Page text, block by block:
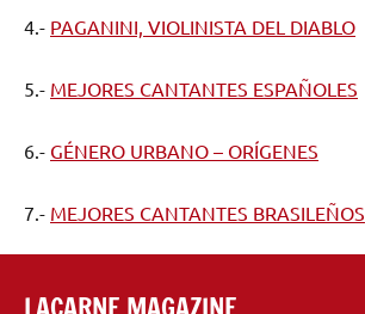
4.- PAGANINI, VIOLINISTA DEL DIABLO
5.- MEJORES CANTANTES ESPAÑOLES
6.- GÉNERO URBANO – ORÍGENES
7.- MEJORES CANTANTES BRASILEÑOS